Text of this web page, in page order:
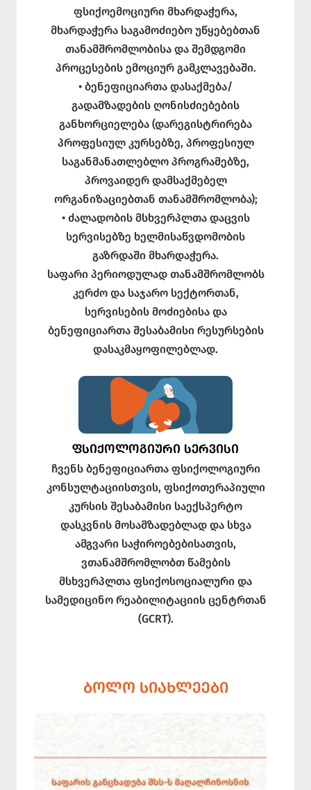
ფსიქოემოციური მხარდაჭერა,
მხარდაჭერა საგამოძიებო უწყებებთან
თანამშრომლობისა და შემდგომი
პროცესების ემოციურ გამკლავებაში.
• ბენეფიციართა დასაქმება/
გადამზადების ღონისძიებების
განხორციელება (დარეგისტრირება
პროფესიულ კურსებზე, პროფესიულ
საგანმანათლებლო პროგრამებზე,
პროვაიდერ დამსაქმებელ
ორგანიზაციებთან თანამშრომლობა);
• ძალადობის მსხვერპლთა დაცვის
სერვისებზე ხელმისაწვდომობის
გაზრდაში მხარდაჭერა.
საფარი პერიოდულად თანამშრომლობს
კერძო და საჯარო სექტორთან,
სერვისების მოძიებისა და
ბენეფიციართა შესაბამისი რესურსების
დასაკმაყოფილებლად.
ᲤᲡᲘᲥᲝᲚᲝᲒᲘᲣᲠᲘ ᲡᲔᲠᲕᲘᲡᲘ
ჩვენს ბენეფიციართა ფსიქოლოგიური
კონსულტაციისთვის, ფსიქოთერაპიული
კურსის შესაბამისი საექსპერტო
დასკვნის მოსამზადებლად და სხვა
ამგვარი საჭიროებებისათვის,
ვთანამშრომლობთ წამების
მსხვერპლთა ფსიქოსოციალური და
სამედიცინო რეაბილიტაციის ცენტრთან
(GCRT).
ᲑᲝᲚᲝ ᲡᲘᲐᲮᲚᲔᲔᲑᲘ